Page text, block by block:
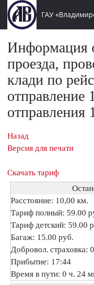
ГАУ
Информация
проезда,
клади по
отправление
отправления
Назад
Версия для печати
Скачать тариф
Расстояние: 10,00 км.
Тариф полный: 59.00
Тариф детский: 59.00
Багаж: 15.00 руб.
Добровол. страховка:
Прибытие: 17:44
Время в пути: 0 ч. 24